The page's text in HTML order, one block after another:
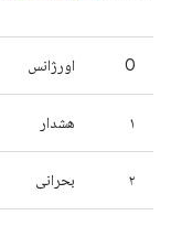
0 اورژانس
۱ هشدار
۲ بحرانی